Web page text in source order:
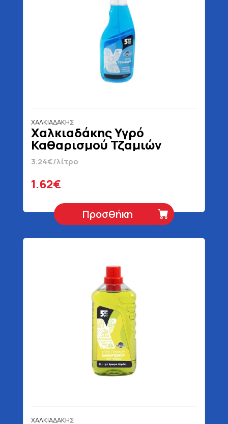
ΧΑΛΚΙΑΔΑΚΗΣ
Χαλκιαδάκης Υγρό
Καθαρισμού Τζαμιών
Αντλία 500 ml
3.24€/λίτρο
1.62€
Προσθήκη
ΧΑΛΚΙΑΔΑΚΗΣ